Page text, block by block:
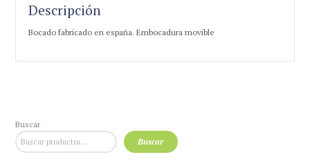
Descripción
Bocado fabricado en españa. Embocadura movible
Buscar
Buscar